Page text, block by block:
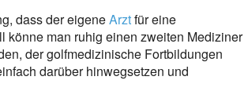
dass der eigeneArztfür eine
könne man ruhig einen zweiten Mediziner
der golfmedizinische Fortbildungen
darüber hinwegsetzen und